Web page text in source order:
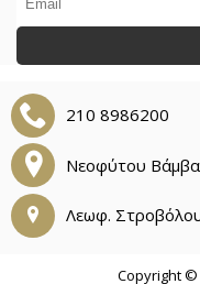
210 8986200
Νεοφύτου
Λεωφ.
Copyright ©